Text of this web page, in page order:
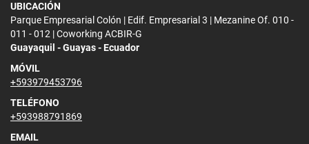
UBICACIÓN
Parque Empresarial Colón | Edif. Empresarial 3 | Mezanine Of. 010 -
011 - 012 | Coworking ACBIR-G
Guayaquil - Guayas - Ecuador
MÓVIL
+593979453796
TELÉFONO
+593988791869
EMAIL